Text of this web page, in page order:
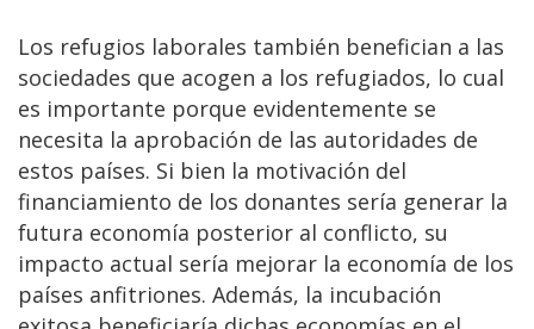
Los refugios laborales también benefician a las
sociedades que acogen a los refugiados, lo cual
es importante porque evidentemente se
necesita la aprobación de las autoridades de
estos países. Si bien la motivación del
financiamiento de los donantes sería generar la
futura economía posterior al conflicto, su
impacto actual sería mejorar la economía de los
países anfitriones. Además, la incubación